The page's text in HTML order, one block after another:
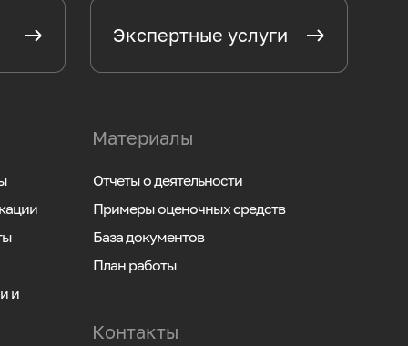
Экспертные услуги
и
Материалы
Отчеты о деятельности
Примеры оценочных средств
База документов
План работы
Контакты